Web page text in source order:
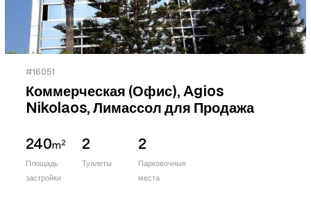
#16051
Коммерческая (Офис), Agios
Nikolaos, Лимассол для Продажа
240m2
Площадь
застройки
2
Туалеты
2
Парковочные
места